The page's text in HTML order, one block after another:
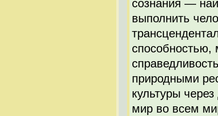
сознания —
выполнить
способностью,
природными
культуры
мир во всем